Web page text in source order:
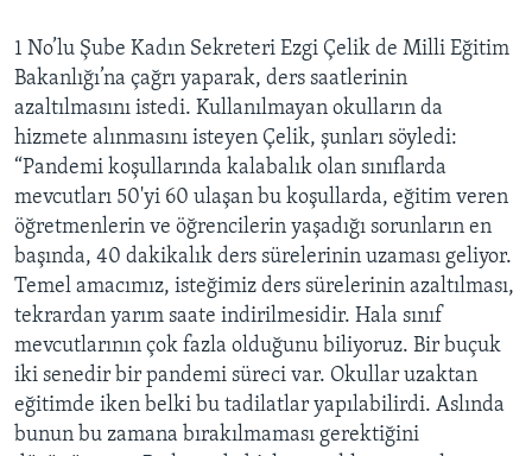
1 No’lu Şube Kadın Sekreteri Ezgi Çelik de Milli Eğitim
Bakanlığı’na çağrı yaparak, ders saatlerinin
azaltılmasını istedi. Kullanılmayan okulların da
hizmete alınmasını isteyen Çelik, şunları söyledi:
“Pandemi koşullarında kalabalık olan sınıflarda
mevcutları 50'yi 60 ulaşan bu koşullarda, eğitim veren
öğretmenlerin ve öğrencilerin yaşadığı sorunların en
başında, 40 dakikalık ders sürelerinin uzaması geliyor.
Temel amacımız, isteğimiz ders sürelerinin azaltılması,
tekrardan yarım saate indirilmesidir. Hala sınıf
mevcutlarının çok fazla olduğunu biliyoruz. Bir buçuk
iki senedir bir pandemi süreci var. Okullar uzaktan
eğitimde iken belki bu tadilatlar yapılabilirdi. Aslında
bunun bu zamana bırakılmaması gerektiğini